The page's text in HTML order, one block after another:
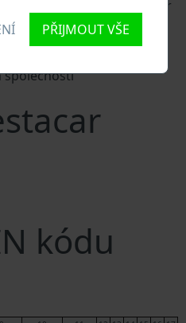
PŘIJMOUT VŠE
dílů a autoservisy Destacar
společností
kódu